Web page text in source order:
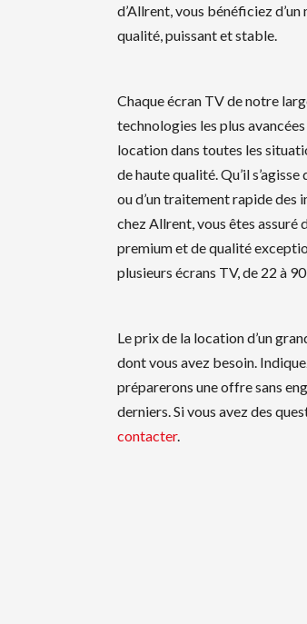
d’Allrent, vous bénéficiez
qualité, puissant et stable.
Chaque écran TV de notre
technologies les plus
location dans toutes les
de haute qualité. Qu’il
ou d’un traitement rapide des
chez Allrent, vous êtes assuré
premium et de qualité
plusieurs écrans TV, de 22 à
Le prix de la location d’un
dont vous avez besoin.
préparerons une offre sans
derniers. Si vous avez des
contacter.